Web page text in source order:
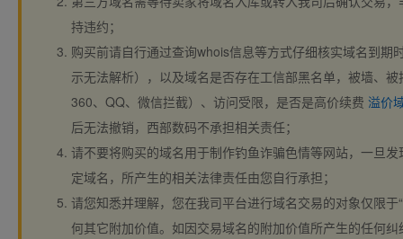
持违约；
购买前请自行通过查询whois信息等方式仔细核实域名到期
示无法解析），以及域名是否存在工信部黑名单，被墙、
360、QQ、微信拦截）、访问受限，是否是高价续费 溢价
后无法撤销，西部数码不承担相关责任；
请不要将购买的域名用于制作钓鱼诈骗色情等网站，一旦
定域名，所产生的相关法律责任由您自行承担；
请您知悉并理解，您在我司平台进行域名交易的对象仅限于
何其它附加价值。如因交易域名的附加价值所产生的任何